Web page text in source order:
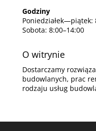
Godziny
Poniedziałek—piątek:
Sobota: 8:00–14:00
O witrynie
Dostarczamy
budowlanych, prac
rodzaju usług